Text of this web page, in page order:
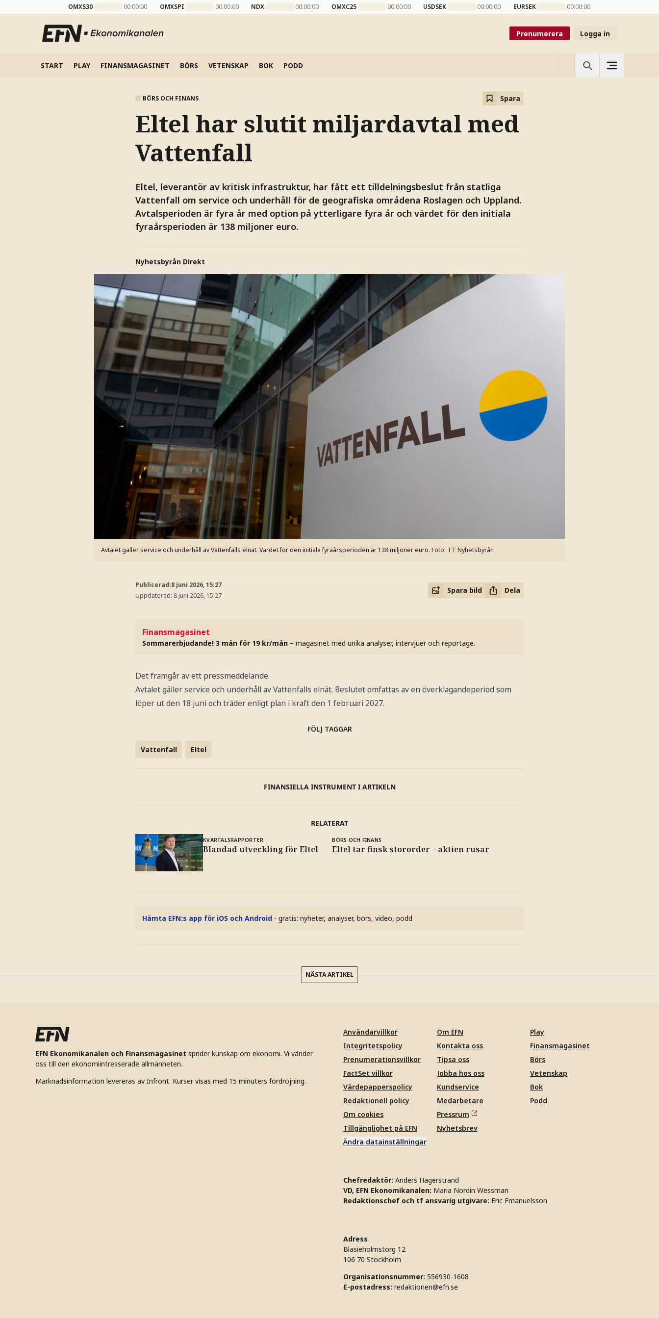
OMXS30 00:00:00 OMXSPI 00:00:00 NDX 00:00:00 OMXC25 00:00:00 USDSEK 00:00:00 EURSEK 00:00:00
Prenumerera Logga in
START PLAY FINANSMAGASINET BÖRS VETENSKAP BOK PODD
BÖRS OCH FINANS Spara
Eltel har slutit miljardavtal med
Vattenfall
Eltel, leverantör av kritisk infrastruktur, har fått ett tilldelningsbeslut från statliga
Vattenfall om service och underhåll för de geografiska områdena Roslagen och Uppland.
Avtalsperioden är fyra år med option på ytterligare fyra år och värdet för den initiala
fyraårsperioden är 138 miljoner euro.
Nyhetsbyrån Direkt
Avtalet gäller service och underhåll av Vattenfalls elnät. Värdet för den initiala fyraårsperioden är 138 miljoner euro. Foto: TT Nyhetsbyrån
Publicerad:8 juni 2026, 15:27
Uppdaterad: 8 juni 2026, 15:27
Spara bild Dela
Finansmagasinet
Sommarerbjudande! 3 mån för 19 kr/mån – magasinet med unika analyser, intervjuer och reportage.
Det framgår av ett pressmeddelande.
Avtalet gäller service och underhåll av Vattenfalls elnät. Beslutet omfattas av en överklagandeperiod som
löper ut den 18 juni och träder enligt plan i kraft den 1 februari 2027.
FÖLJ TAGGAR
Vattenfall Eltel
FINANSIELLA INSTRUMENT I ARTIKELN
RELATERAT
KVARTALSRAPPORTER
Blandad utveckling för Eltel
BÖRS OCH FINANS
Eltel tar finsk stororder – aktien rusar
Hämta EFN:s app för iOS och Android - gratis: nyheter, analyser, börs, video, podd
NÄSTA ARTIKEL
EFN Ekonomikanalen och Finansmagasinet sprider kunskap om ekonomi. Vi vänder
oss till den ekonomiintresserade allmänheten.
Marknadsinformation levereras av Infront. Kurser visas med 15 minuters fördröjning.
Användarvillkor
Integritetspolicy
Prenumerationsvillkor
FactSet villkor
Värdepapperspolicy
Redaktionell policy
Om cookies
Tillgänglighet på EFN
Ändra datainställningar
Om EFN
Kontakta oss
Tipsa oss
Jobba hos oss
Kundservice
Medarbetare
Pressrum
Nyhetsbrev
Play
Finansmagasinet
Börs
Vetenskap
Bok
Podd
Chefredaktör: Anders Hägerstrand
VD, EFN Ekonomikanalen: Maria Nordin Wessman
Redaktionschef och tf ansvarig utgivare: Eric Emanuelsson
Adress
Blasieholmstorg 12
106 70 Stockholm
Organisationsnummer: 556930-1608
E-postadress: redaktionen@efn.se